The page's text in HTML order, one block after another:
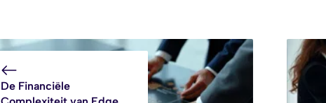
De Financiële